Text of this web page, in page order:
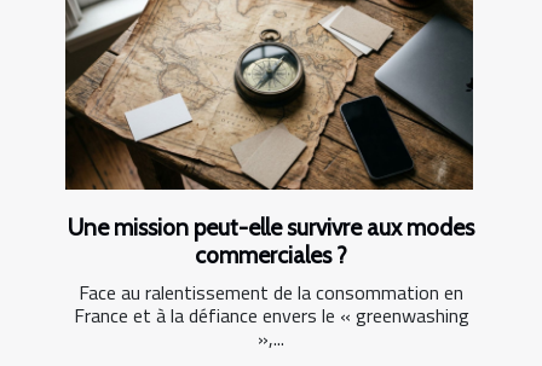
Une mission peut-elle survivre aux modes
commerciales ?
Face au ralentissement de la consommation en
France et à la défiance envers le « greenwashing
»,...